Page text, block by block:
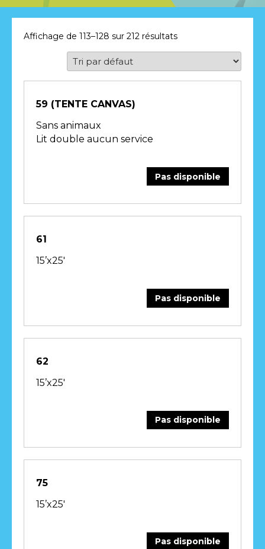
Affichage de 113–128 sur 212 résultats
59 (TENTE CANVAS)
Sans animaux
Lit double aucun service
Pas disponible
61
15’x25′
Pas disponible
62
15’x25′
Pas disponible
75
15’x25′
Pas disponible
CONTACT